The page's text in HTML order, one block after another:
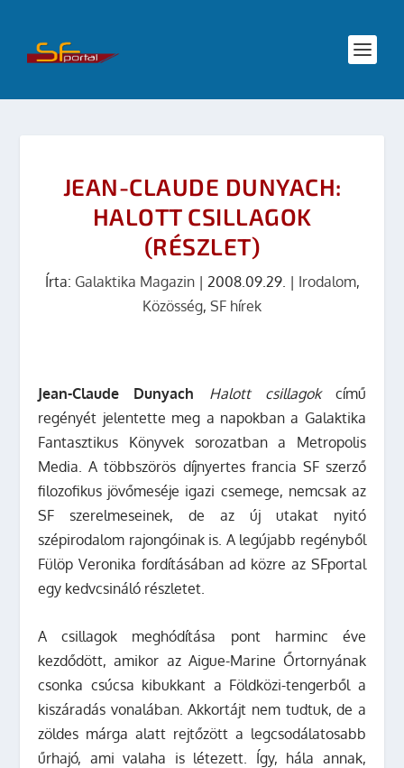
JEAN-CLAUDE DUNYACH:
HALOTT CSILLAGOK
(RÉSZLET)
Írta: Galaktika Magazin| 2008.09.29. | Irodalom,
Közösség, SF hírek
Jean-Claude Dunyach Halott csillagokcímű
regényét jelentette meg a napokban a Galaktika
Fantasztikus Könyvek sorozatban a Metropolis
Media. A többszörös díjnyertes francia SF szerző
filozofikus jövőmeséje igazi csemege, nemcsak az
SF szerelmeseinek, de az új utakat nyitó
szépirodalom rajongóinak is. A legújabb regényből
Fülöp Veronika fordításában ad közre az SFportal
egy kedvcsináló részletet.
A csillagok meghódítása pont harminc éve
kezdődött, amikor az Aigue-Marine Őrtornyának
csonka csúcsa kibukkant a Földközi-tengerből a
kiszáradás vonalában. Akkortájt nem tudtuk, de a
zöldes márga alatt rejtőzött a legcsodálatosabb
űrhajó, ami valaha is létezett. Így, hála annak,